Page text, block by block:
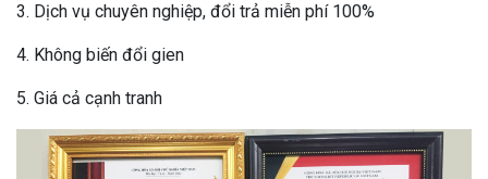
3. Dịch vụ chuyên nghiệp, đổi trả miễn phí 100%
4. Không biến đổi gien
5. Giá cả cạnh tranh